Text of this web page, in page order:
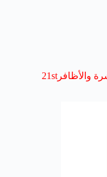
21 سينتري القوة المضاعفة للشعر والبشرة والأظافر21st